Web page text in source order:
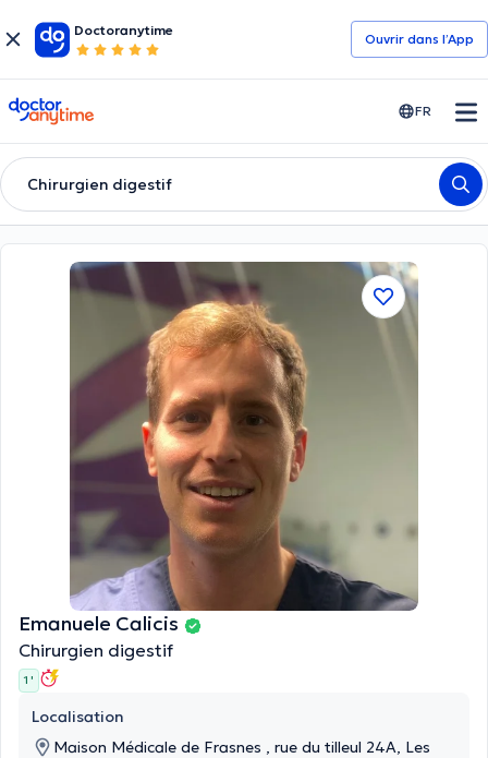
Doctoranytime
Ouvrir dans l’App
doctoranytime FR
Chirurgien digestif
Emanuele Calicis
Chirurgien digestif
1 '
Localisation
Maison Médicale de Frasnes , rue du tilleul 24A, Les